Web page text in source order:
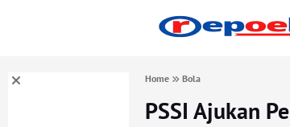
Home Bola
PSSI Ajukan